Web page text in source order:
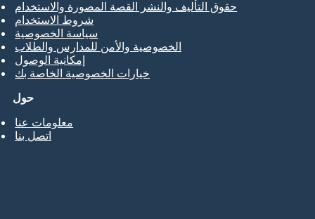
حول
معلومات عنا
اتصل بنا
حقوق التأليف والنشر القصة المصورة والاستخدام
شروط الاستخدام
سياسة الخصوصية
الخصوصية والأمن للمدارس والطلاب
إمكانية الوصول
خيارات الخصوصية الخاصة بك